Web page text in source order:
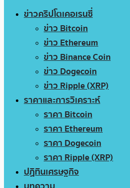
ข่าวคริปโตเคอเรนซี่
ข่าว Bitcoin
ข่าว Ethereum
ข่าว Binance Coin
ข่าว Dogecoin
ข่าว Ripple (XRP)
ราคาและการวิเคราะห์
ราคา Bitcoin
ราคา Ethereum
ราคา Dogecoin
ราคา Ripple (XRP)
ปฏิทินเศรษฐกิจ